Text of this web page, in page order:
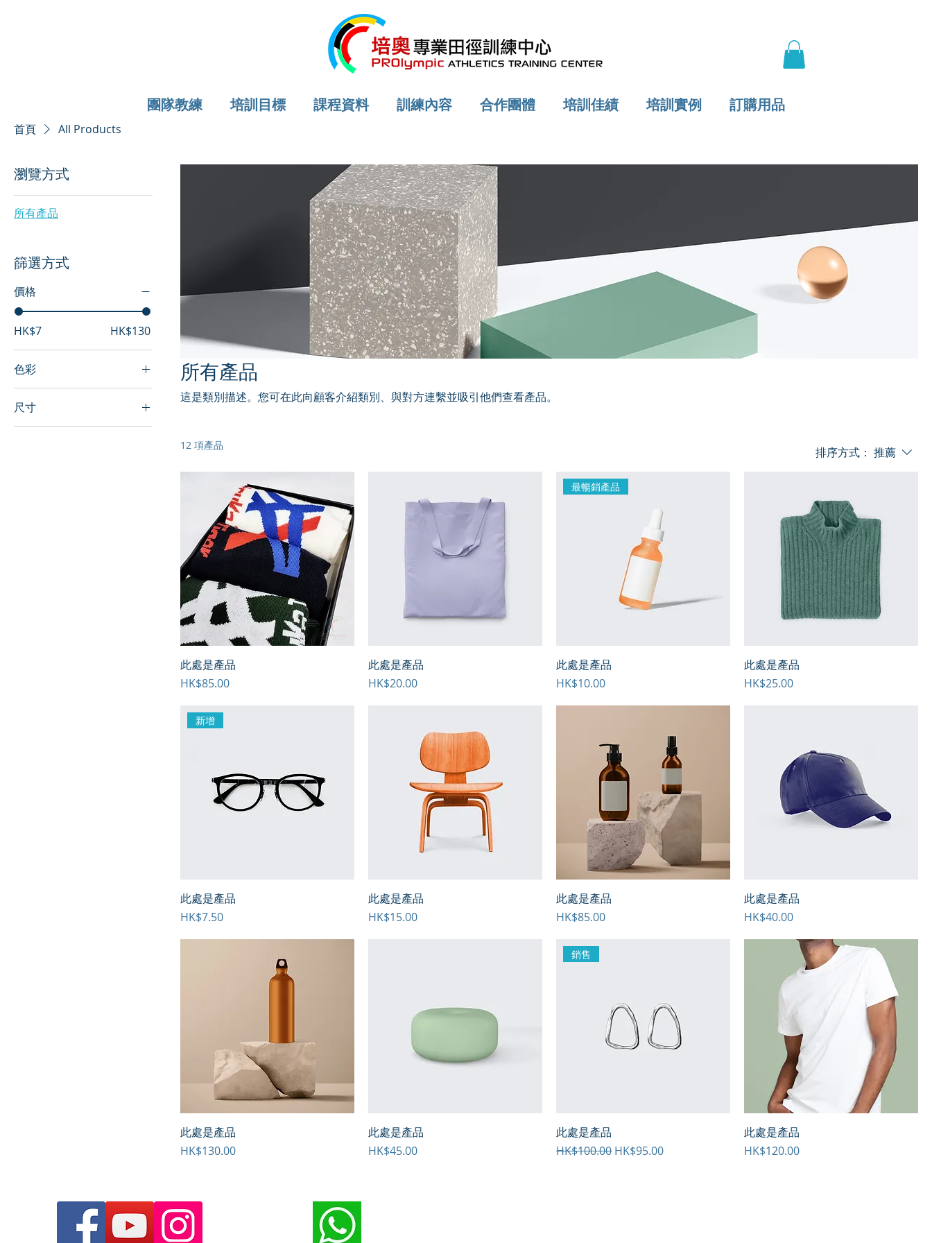
團隊教練 培訓目標 課程資料 訓練內容 合作團體 培訓佳績 培訓實例 訂購用品
首頁 All Products
瀏覽方式
所有產品
篩選方式
價格
HK$7 HK$130
色彩
尺寸
250 ml
所有產品
這是類別描述。您可在此向顧客介紹類別、與對方連繫並吸引他們查看產品。
12 項產品 排序方式： 推薦
此處是產品
價格
HK$85.00
此處是產品
價格
HK$20.00
最暢銷產品
此處是產品
價格
HK$10.00
此處是產品
價格
HK$25.00
新增
此處是產品
價格
HK$7.50
此處是產品
價格
HK$15.00
此處是產品
價格
HK$85.00
此處是產品
價格
HK$40.00
此處是產品
價格
HK$130.00
此處是產品
價格
HK$45.00
銷售
此處是產品
一般價格
HK$100.00 促銷價格
HK$95.00
此處是產品
價格
HK$120.00